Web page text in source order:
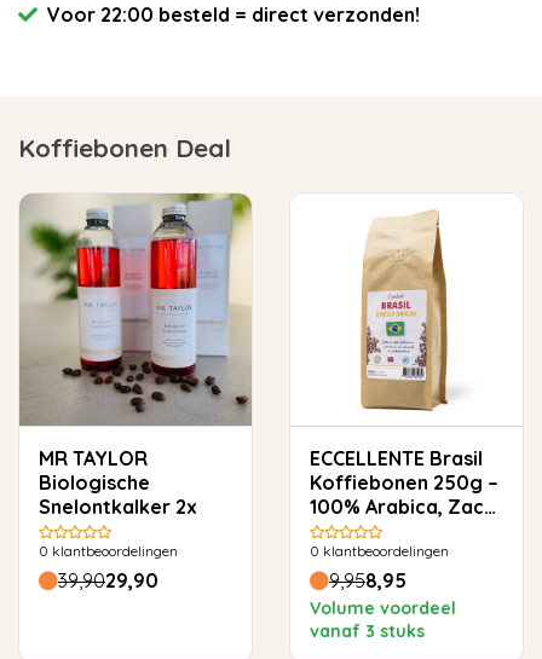
Voor 22:00 besteld = direct verzonden!
Koffiebonen Deal
MR TAYLOR
Biologische
Snelontkalker 2x
0 klantbeoordelingen
39,9029,90
ECCELLENTE Brasil
Koffiebonen 250g –
100% Arabica, Zacht
& Rond
0 klantbeoordelingen
9,958,95
Volume voordeel
vanaf 3 stuks